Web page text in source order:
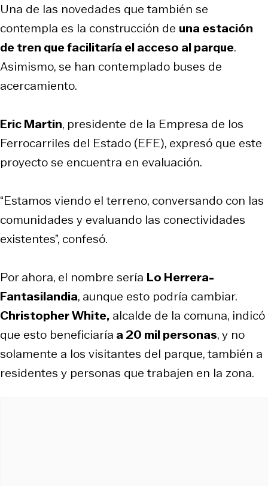
Una de las novedades que también se
contempla es la construcción de una estación
de tren que facilitaría el acceso al parque.
Asimismo, se han contemplado buses de
acercamiento.
Eric Martin, presidente de la Empresa de los
Ferrocarriles del Estado (EFE), expresó que este
proyecto se encuentra en evaluación.
“Estamos viendo el terreno, conversando con las
comunidades y evaluando las conectividades
existentes”, confesó.
Por ahora, el nombre sería Lo Herrera-
Fantasilandia, aunque esto podría cambiar.
Christopher White, alcalde de la comuna, indicó
que esto beneficiaría a 20 mil personas, y no
solamente a los visitantes del parque, también a
residentes y personas que trabajen en la zona.